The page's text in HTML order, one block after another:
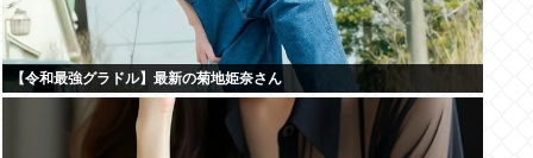
【令和最強グラドル】最新の菊地姫奈さん